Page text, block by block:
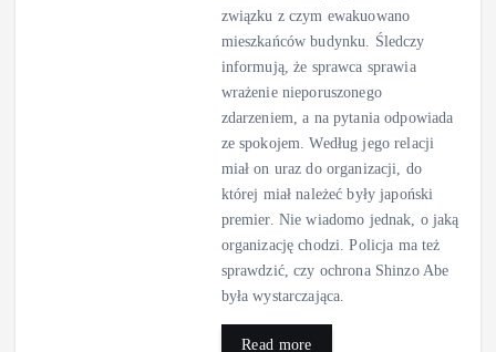
związku z czym ewakuowano
mieszkańców budynku. Śledczy
informują, że sprawca sprawia
wrażenie nieporuszonego
zdarzeniem, a na pytania odpowiada
ze spokojem. Według jego relacji
miał on uraz do organizacji, do
której miał należeć były japoński
premier. Nie wiadomo jednak, o jaką
organizację chodzi. Policja ma też
sprawdzić, czy ochrona Shinzo Abe
była wystarczająca.
Read more